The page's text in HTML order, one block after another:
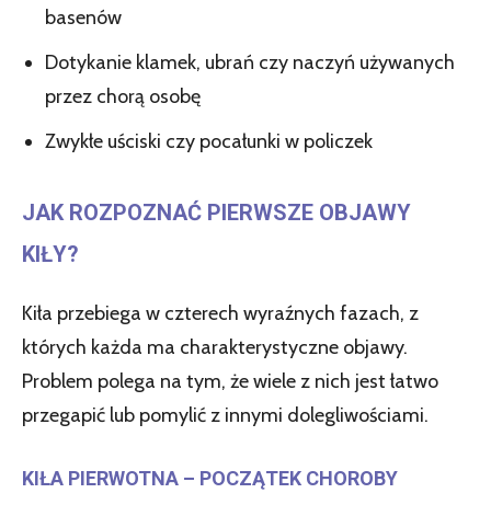
basenów
Dotykanie klamek, ubrań czy naczyń używanych
przez chorą osobę
Zwykłe uściski czy pocałunki w policzek
JAK ROZPOZNAĆ PIERWSZE OBJAWY
KIŁY?
Kiła przebiega w czterech wyraźnych fazach, z
których każda ma charakterystyczne objawy.
Problem polega na tym, że wiele z nich jest łatwo
przegapić lub pomylić z innymi dolegliwościami.
KIŁA PIERWOTNA – POCZĄTEK CHOROBY